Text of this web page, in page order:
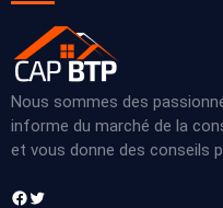
Nous sommes des
informe du marché de la
et vous donne des conseils
Facebook Twitter